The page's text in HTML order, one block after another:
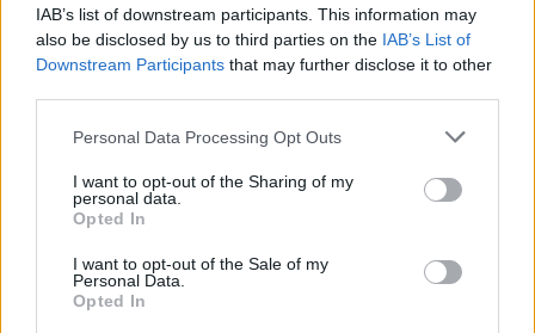
IAB’s list of downstream participants. This information may
also be disclosed by us to third parties on the IAB’s List of
Downstream Participants that may further disclose it to other
Please note that this website/app uses one or more Google
not limited to your visit or usage behaviour. You may click to
grant or deny consent to Google and its third-party tags to
use your data for below specified purposes in below Google
consent section.
Personal Data Processing Opt Outs
I want to opt-out of the Sharing of my
personal data.
Opted In
I want to opt-out of the Sale of my
Personal Data.
Opted In